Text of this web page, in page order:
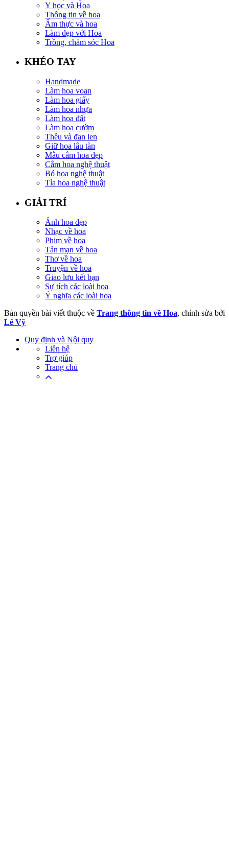
Y học và Hoa
Thông tin về hoa
Ẩm thực và hoa
Làm đẹp với Hoa
Trồng, chăm sóc Hoa
KHÉO TAY
Handmade
Làm hoa voan
Làm hoa giấy
Làm hoa nhựa
Làm hoa đất
Làm hoa cườm
Thêu và đan len
Giữ hoa lâu tàn
Mẫu cắm hoa đẹp
Cắm hoa nghệ thuật
Bó hoa nghệ thuật
Tỉa hoa nghệ thuật
GIẢI TRÍ
Ảnh hoa đẹp
Nhạc về hoa
Phim về hoa
Tản mạn về hoa
Thơ về hoa
Truyện về hoa
Giao lưu kết bạn
Sự tích các loài hoa
Ý nghĩa các loài hoa
Bản quyền bài viết thuộc về Trang thông tin về Hoa, chỉnh sửa bởi
Lê Vỹ
Quy định và Nội quy
Liên hệ
Trợ giúp
Trang chủ